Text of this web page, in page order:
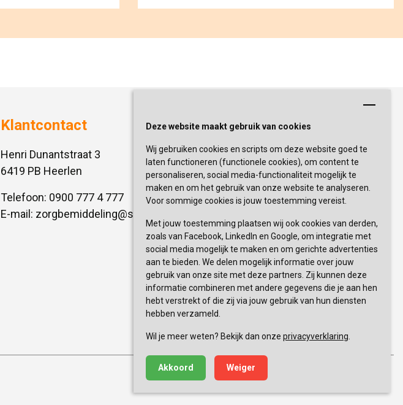
Deze website maakt gebruik van cookies
Wij gebruiken cookies en scripts om deze website goed te
laten functioneren (functionele cookies), om content te
personaliseren, social media-functionaliteit mogelijk te
maken en om het gebruik van onze website te analyseren.
Voor sommige cookies is jouw toestemming vereist.
Met jouw toestemming plaatsen wij ook cookies van derden,
zoals van Facebook, LinkedIn en Google, om integratie met
social media mogelijk te maken en om gerichte advertenties
aan te bieden. We delen mogelijk informatie over jouw
gebruik van onze site met deze partners. Zij kunnen deze
informatie combineren met andere gegevens die je aan hen
hebt verstrekt of die zij via jouw gebruik van hun diensten
hebben verzameld.
Wil je meer weten? Bekijk dan onze privacyverklaring
Akkoord Weiger
Klantcontact
Henri Dunantstraat 3
6419 PB Heerlen
Telefoon: 0900 777 4 777
E-mail: zorgbemiddeling@sevagram.nl
Schrijf je nu in!
Blijf op de hoogte van de laatste
activiteiten en nieuwtjes met onze
nieuwsbrief
INSCHRIJVEN